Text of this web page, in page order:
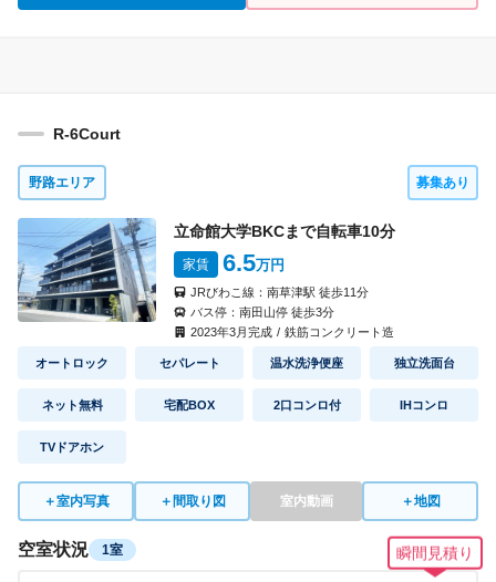
家 賃 54,000円 共益費 5,000円
入 居 即入居可
礼 金 なし
間取り
5011号室 1K(A2)タイプ
入 居 即入居可
家 賃 54,000円 共益費 5,000円
敷 金 なし
号室 1K(A1) タイプ
家 賃 54,000円
礼 金 なし 敷 金 なし
見積り
5014号室 1K(A1)
見積り
R-6Court
野路エリア 募集あり
立命館大学BKCまで自転車10分
家賃 6.5万円
JRびわこ線： 南草津駅 徒歩11分
バス停： 南田山停徒歩3分
2023年3月完成 / 鉄筋コンクリート造
オートロック セパレート 温水洗浄便座 独立洗面台
ネット無料 宅配BOX 2口コンロ付 IHコンロ
TVドアホン
＋室内写真 ＋ 間取り図 室内動画 ＋地図
空室状況 1室 瞬間見積り